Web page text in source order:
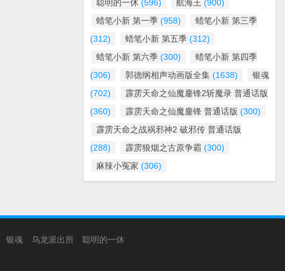
聪明的一休 (596) 航海王 (900)
蜡笔小新 第一季 (958)
蜡笔小新 第三季
(312)
蜡笔小新 第五季 (312)
蜡笔小新 第六季 (300)
蜡笔小新 第四季
(306)
郭德纲相声动画版全集 (1638)
银魂
(702)
霹雳天命之仙魔鏖锋2斩魔录 普通话版
(360)
霹雳天命之仙魔鏖锋 普通话版 (300)
霹雳天命之战祸邪神2 破邪传 普通话版
(288)
霹雳狼烟之古原争霸 (300)
麻辣小冤家 (306)
银魂 乌龙派出所 聪明的一休